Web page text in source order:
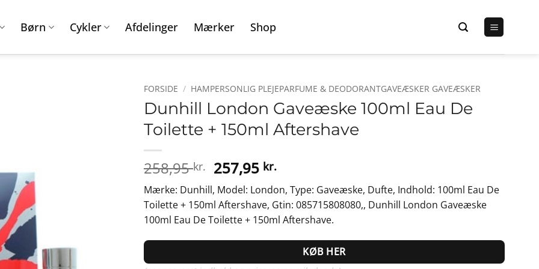
Børn Cykler Afdelinger Mærker Shop
FORSIDE / HAMPERSONLIG PLEJEPARFUME & DEODORANTGAVEÆSKER GAVEÆSKER
Dunhill London Gaveæske 100ml Eau De
Toilette + 150ml Aftershave
258,95kr. Den
oprindelige
pris
var:
258,95 kr..
257,95 kr.Den
aktuelle
pris
er:
257,95 kr..
Mærke: Dunhill, Model: London, Type: Gaveæske, Dufte, Indhold: 100ml Eau De
Toilette + 150ml Aftershave, Gtin: 085715808080,, Dunhill London Gaveæske
100ml Eau De Toilette + 150ml Aftershave.
KØB HER